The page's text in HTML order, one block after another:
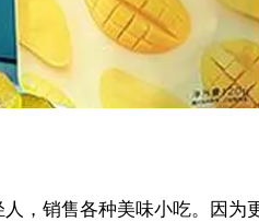
，销售各种美味小吃。因